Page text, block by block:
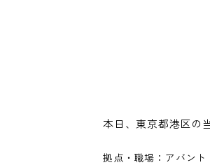
本日、東京都港区の
拠点・職場 ： アバント